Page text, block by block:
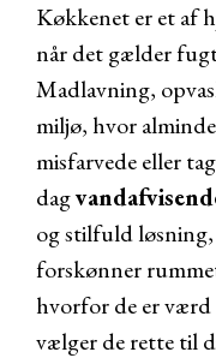
Køkkenet er et af
når det gælder
Madlavning,
miljø, hvor
misfarvede eller
dag
og stilfuld
forskønner
hvorfor de er værd
vælger de rette til